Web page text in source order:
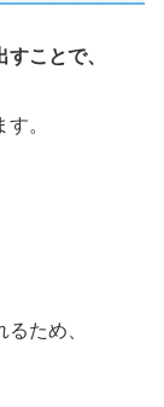
ことで、
す。
ため、